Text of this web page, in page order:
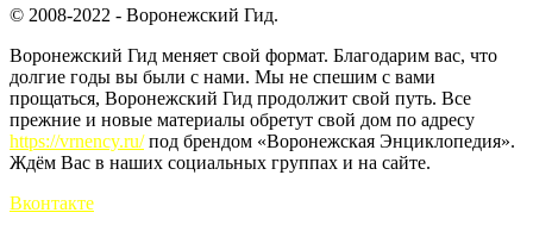
© 2008-2022 - Воронежский Гид.
Воронежский Гид меняет свой формат. Благодарим вас, что
долгие годы вы были с нами. Мы не спешим с вами
прощаться, Воронежский Гид продолжит свой путь. Все
прежние и новые материалы обретут свой дом по адресу
https://vrnency.ru/под брендом «Воронежская Энциклопедия».
Ждём Вас в наших социальных группах и на сайте.
Вконтакте